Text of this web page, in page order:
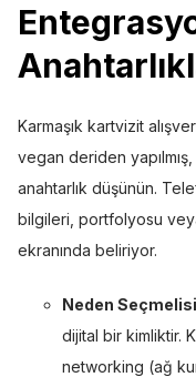
Karmaşık kartvizit
vegan deriden
anahtarlık düşünün.
bilgileri, portfolyosu
ekranında beliriyor.
Neden
dijital bir kimliktir.
networking (ağ